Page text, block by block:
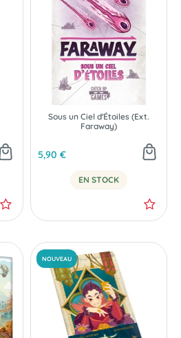
Sous un Ciel d'Étoiles (Ext.
Faraway)
5,90 €
EN STOCK